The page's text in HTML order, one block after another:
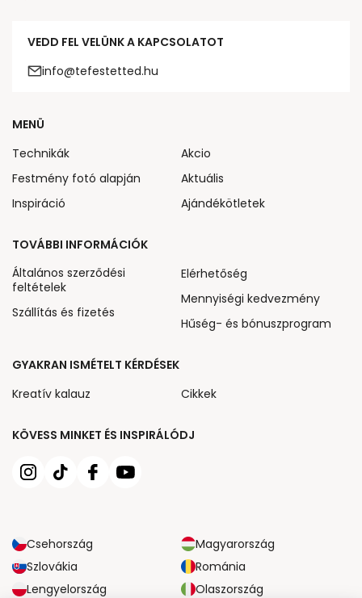
VEDD FEL VELÜNK A KAPCSOLATOT
info@tefestetted.hu
KÖVESS MINKET ÉS INSPIRÁLÓDJ
Csehország
Magyarország
Szlovákia
Románia
Lengyelország
Olaszország
MENÜ
Technikák
Festmény fotó alapján
Inspiráció
Akcio
Aktuális
Ajándékötletek
TOVÁBBI INFORMÁCIÓK
Általános szerződési
feltételek
Szállítás és fizetés
Elérhetőség
Mennyiségi kedvezmény
Hűség- és bónuszprogram
GYAKRAN ISMÉTELT KÉRDÉSEK
Kreatív kalauz
Cikkek